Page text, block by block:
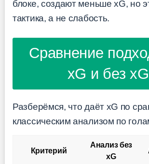
блоке, создают меньше xG, но
тактика, а не слабость.
Сравнение
xG и без xG
Разберёмся, что даёт xG по
классическим анализом по
Критерий
Анализ без
xG